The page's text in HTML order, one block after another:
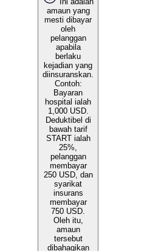
amaun yang
mesti dibayar
oleh
pelanggan
apabila
berlaku
kejadian yang
diinsuranskan.
Contoh:
Bayaran
hospital ialah
1,000 USD.
Deduktibel di
bawah tarif
START ialah
25%,
pelanggan
membayar
250 USD, dan
syarikat
insurans
membayar
750 USD.
Oleh itu,
amaun
tersebut
dibahagikan